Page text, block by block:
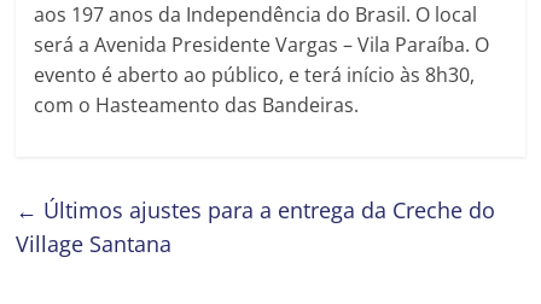
aos 197 anos da Independência do Brasil. O local
será a Avenida Presidente Vargas – Vila Paraíba. O
evento é aberto ao público, e terá início às 8h30,
com o Hasteamento das Bandeiras.
← Últimos ajustes para a entrega da Creche do
Village Santana